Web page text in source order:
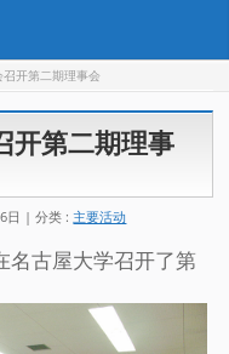
开第二期理事会
开第二期理事
日 分类 :主要活动
名古屋大学召开了第